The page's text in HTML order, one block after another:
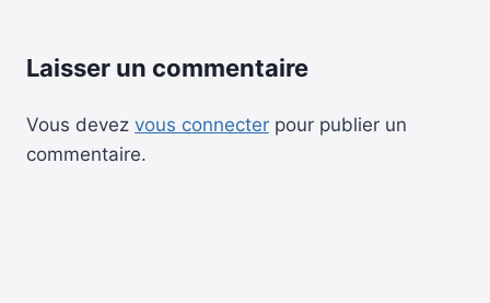
Laisser un commentaire
Vous devez vous connecter pour publier un
commentaire.